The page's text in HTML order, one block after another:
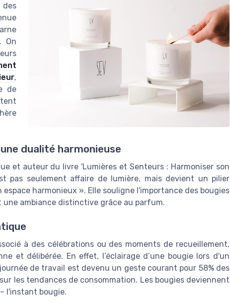
On
,
de
dualité harmonieuse
et auteur du livre 'Lumières et Senteurs : Harmoniser son
pas seulement affaire de lumière, mais devient un pilier
harmonieux ». Elle souligne l'importance des bougies
ambiance distinctive grâce au parfum.
à des célébrations ou des moments de recueillement,
et délibérée. En effet, l’éclairage d’une bougie lors d'un
de travail est devenu un geste courant pour 58% des
les tendances de consommation. Les bougies deviennent
l'instant bougie.